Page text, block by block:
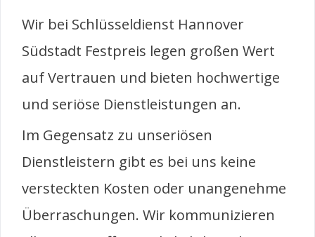
Wir bei Schlüsseldienst Hannover
Südstadt Festpreis legen großen Wert
auf Vertrauen und bieten hochwertige
und seriöse Dienstleistungen an.
Im Gegensatz zu unseriösen
Dienstleistern gibt es bei uns keine
versteckten Kosten oder unangenehme
Überraschungen. Wir kommunizieren